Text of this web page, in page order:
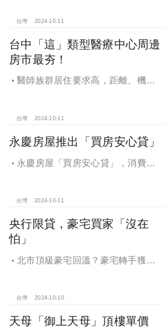
台灣 2024-10-11
台中「這」類型醫療中心周邊
房市最夯！
醫師族群居住要求高，距離、機能
台灣 2024-10-11
永慶房屋推出「買房安心貸」
永慶房屋「買房安心貸」，消費者
產交易安全
台灣 2024-10-11
央行限貸，豪宅買家「沒在
怕」
北市頂級豪宅回溫？豪宅轉手獲利
台灣 2024-10-10
天母「御上天母」頂樓單價